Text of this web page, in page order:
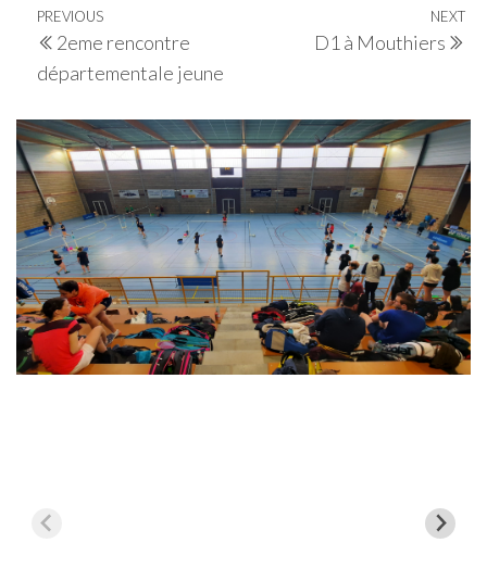
Navigation
de
l’article
Previous
Post
PREVIOUS
2eme rencontre
départementale jeune
NEXT
D1 à Mouthiers